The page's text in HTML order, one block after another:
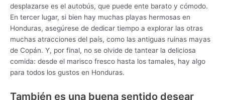
desplazarse es el autobús, que puede ente barato y cómodo.
En tercer lugar, si bien hay muchas playas hermosas en
Honduras, asegúrese de dedicar tiempo a explorar las otras
muchas atracciones del país, como las antiguas ruinas mayas
de Copán. Y, por final, no se olvide de tantear la deliciosa
comida: desde el marisco fresco hasta los tamales, hay algo
para todos los gustos en Honduras.
También es una buena sentido desear